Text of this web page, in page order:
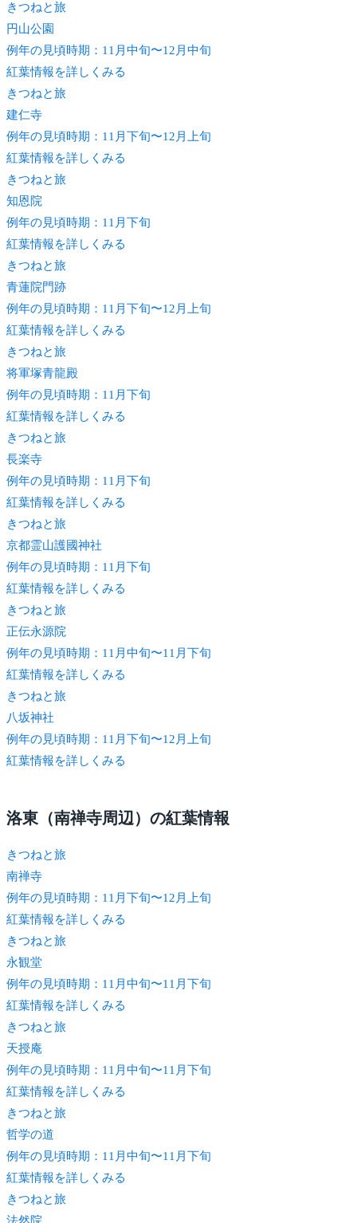
きつねと旅
円山公園
例年の見頃時期：11月中旬〜12月中旬
紅葉情報を詳しくみる
きつねと旅
建仁寺
例年の見頃時期：11月下旬〜12月上旬
紅葉情報を詳しくみる
きつねと旅
知恩院
例年の見頃時期：11月下旬
紅葉情報を詳しくみる
きつねと旅
青蓮院門跡
例年の見頃時期：11月下旬〜12月上旬
紅葉情報を詳しくみる
きつねと旅
将軍塚青龍殿
例年の見頃時期：11月下旬
紅葉情報を詳しくみる
きつねと旅
長楽寺
例年の見頃時期：11月下旬
紅葉情報を詳しくみる
きつねと旅
京都霊山護國神社
例年の見頃時期：11月下旬
紅葉情報を詳しくみる
きつねと旅
正伝永源院
例年の見頃時期：11月中旬〜11月下旬
紅葉情報を詳しくみる
きつねと旅
八坂神社
例年の見頃時期：11月下旬〜12月上旬
紅葉情報を詳しくみる
洛東（南禅寺周辺）の紅葉情報
きつねと旅
南禅寺
例年の見頃時期：11月下旬〜12月上旬
紅葉情報を詳しくみる
きつねと旅
永観堂
例年の見頃時期：11月中旬〜11月下旬
紅葉情報を詳しくみる
きつねと旅
天授庵
例年の見頃時期：11月中旬〜11月下旬
紅葉情報を詳しくみる
きつねと旅
哲学の道
例年の見頃時期：11月中旬〜11月下旬
紅葉情報を詳しくみる
きつねと旅